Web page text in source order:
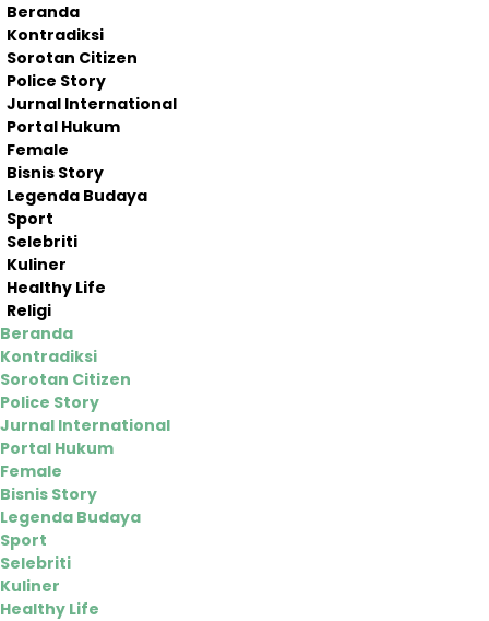
Beranda
Kontradiksi
Sorotan Citizen
Police Story
Jurnal International
Portal Hukum
Female
Bisnis Story
Legenda Budaya
Sport
Selebriti
Kuliner
Healthy Life
Religi
Beranda
Kontradiksi
Sorotan Citizen
Police Story
Jurnal International
Portal Hukum
Female
Bisnis Story
Legenda Budaya
Sport
Selebriti
Kuliner
Healthy Life